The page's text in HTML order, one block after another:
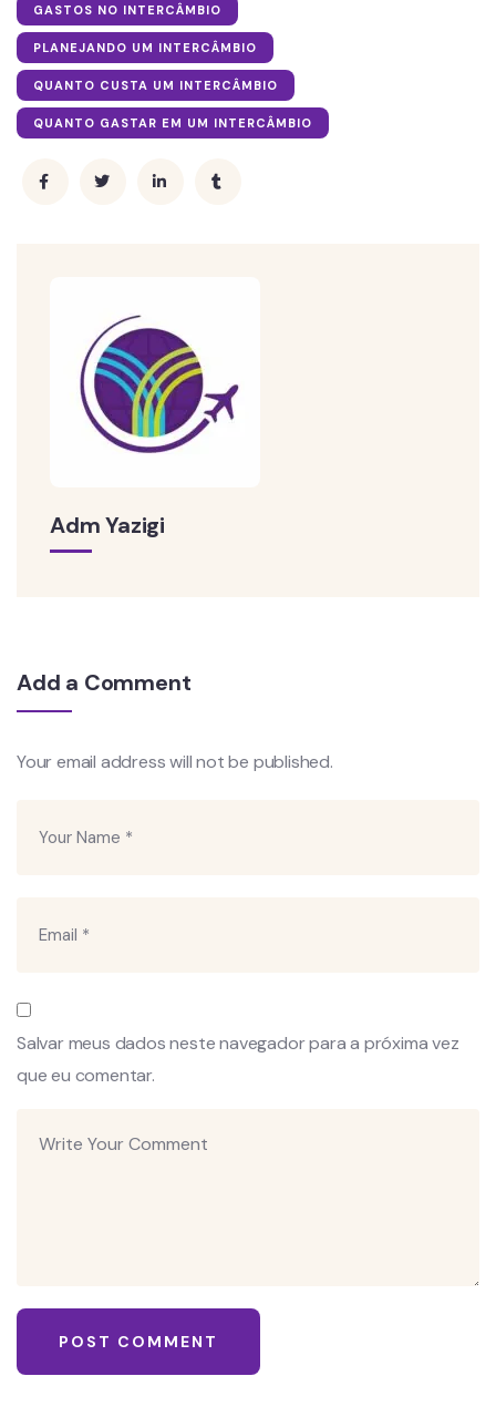
GASTOS NO INTERCÂMBIO
PLANEJANDO UM INTERCÂMBIO
QUANTO CUSTA UM INTERCÂMBIO
QUANTO GASTAR EM UM INTERCÂMBIO
Adm Yazigi
Add a Comment
Your email address will not be published.
Salvar meus dados neste navegador para a próxima vez
que eu comentar.